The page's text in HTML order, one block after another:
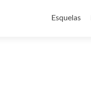
al
Esquelas